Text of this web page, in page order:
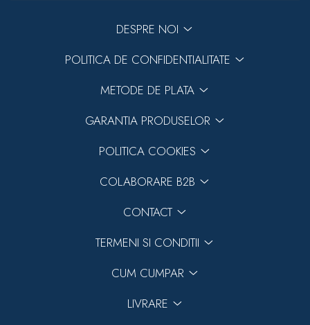
DESPRE NOI
POLITICA DE CONFIDENTIALITATE
METODE DE PLATA
GARANTIA PRODUSELOR
POLITICA COOKIES
COLABORARE B2B
CONTACT
TERMENI SI CONDITII
CUM CUMPAR
LIVRARE